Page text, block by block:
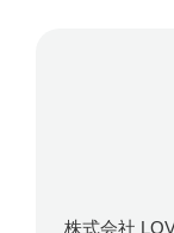
株式会社